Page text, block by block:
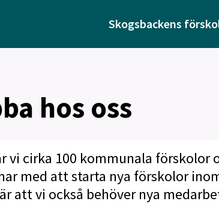
Skogsbackens
hos oss
vi cirka 100 kommunala förskolor
med att starta nya förskolor
att vi också behöver nya